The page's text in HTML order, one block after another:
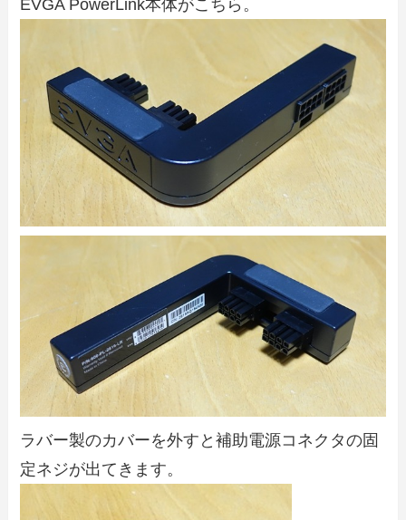
EVGA PowerLink本体がこちら。
ラバー製のカバーを外すと補助電源コネクタの固
定ネジが出てきます。